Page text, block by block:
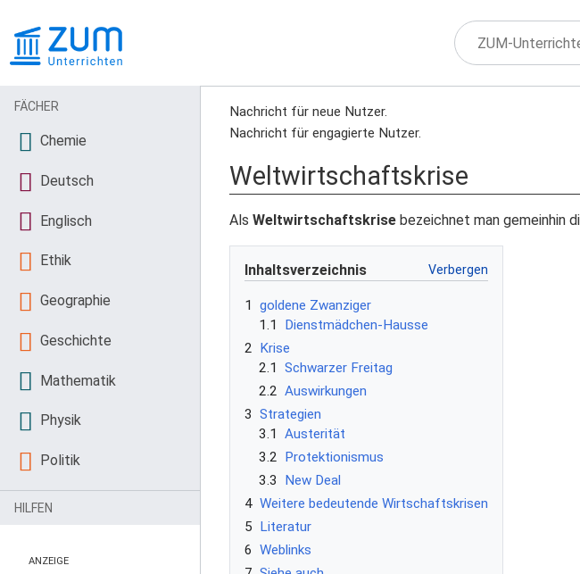
Nachricht für neue Nutzer.
Nachricht für engagierte Nutzer.
Weltwirtschaftskrise
Als Weltwirtschaftskrise bezeichnet man gemeinhin
Inhaltsverzeichnis
1
goldene Zwanziger
1.1
Dienstmädchen-Hausse
2 Krise
2.1
Schwarzer Freitag
2.2 Auswirkungen
3 Strategien
3.1
Austerität
3.2 Protektionismus
3.3
New Deal
4 Weitere bedeutende Wirtschaftskrisen
5 Literatur
6 Weblinks
FÄCHER
Chemie
Deutsch
Englisch
Ethik
Geographie
Geschichte
Mathematik
Physik
Politik
HILFEN
ANZEIGE